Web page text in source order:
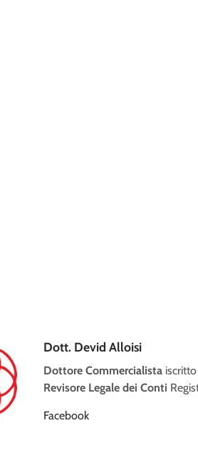
Dott. Devid Alloisi
Dottore Commercialista
Revisore Legale dei Conti
Facebook